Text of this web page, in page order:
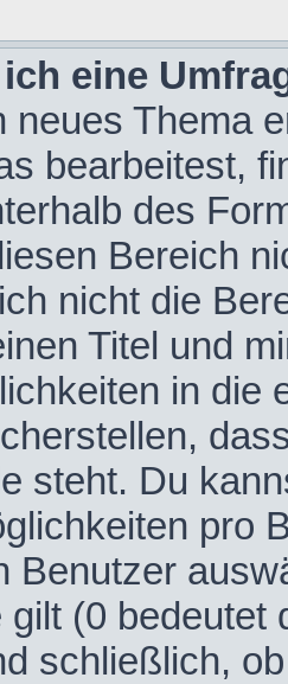
eine
neues Thema
bearbeitest,
des
Bereich
nicht die
Titel und
in die
steht. Du
pro
Benutzer
gilt (0 bedeutet
schließlich,